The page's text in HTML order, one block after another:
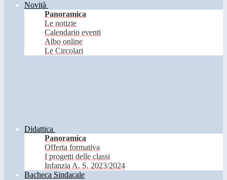
Novità
Panoramica
Le notizie
Calendario eventi
Albo online
Le Circolari
Didattica
Panoramica
Offerta formativa
I progetti delle classi
Infanzia A. S. 2023/2024
Bacheca Sindacale